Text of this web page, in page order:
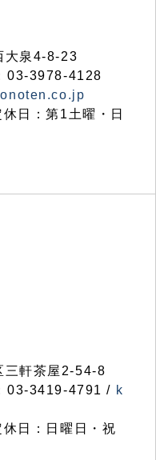
泉4-8-23
03-3978-4128
日：第1土曜・日
軒茶屋2-54-8
03-3419-4791 / k
日：日曜日・祝